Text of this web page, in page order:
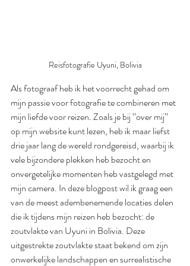
Reisfotografie Uyuni, Bolivia
Als fotograaf heb ik het voorrecht gehad om
mijn passie voor fotografie te combineren met
mijn liefde voor reizen. Zoals je bij ‘’over mij’’
op mijn website kunt lezen, heb ik maar liefst
drie jaar lang de wereld rondgereisd, waarbij ik
vele bijzondere plekken heb bezocht en
onvergetelijke momenten heb vastgelegd met
mijn camera. In deze blogpost wil ik graag een
van de meest adembenemende locaties delen
die ik tijdens mijn reizen heb bezocht: de
zoutvlakte van Uyuni in Bolivia. Deze
uitgestrekte zoutvlakte staat bekend om zijn
onwerkelijke landschappen en surrealistische